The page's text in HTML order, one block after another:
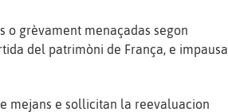
o grèvament menaçadas segon
del patrimòni de França, e impausa
mejans e sollicitan la reevaluacion